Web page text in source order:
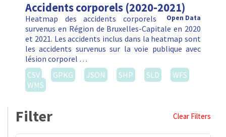
Accidents corporels (2020-2021)
Open Data
Heatmap des accidents corporels
survenus en Région de Bruxelles-Capitale en 2020
et 2021. Les accidents inclus dans la heatmap sont
les accidents survenus sur la voie publique avec
lésion corporel …
CSV
GPKG JSON SHP SLD
WFS
WMS
Filter Clear Filters